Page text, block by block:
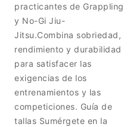
practicantes de Grappling
y No-Gi Jiu-
Jitsu.Combina sobriedad,
rendimiento y durabilidad
para satisfacer las
exigencias de los
entrenamientos y las
competiciones. Guía de
tallas Sumérgete en la